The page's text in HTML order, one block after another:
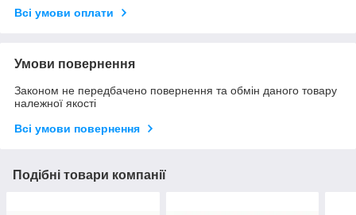
Всі умови оплати
Умови повернення
Законом не передбачено повернення та обмін даного товару
належної якості
Всі умови повернення
Подібні товари компанії